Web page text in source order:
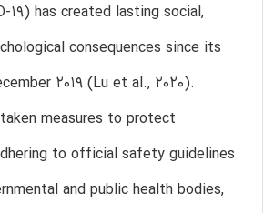
19) has created lasting social,
consequences since its
2019 (Lu et al., 2020).
measures to protect
to official safety guidelines
and public health bodies,